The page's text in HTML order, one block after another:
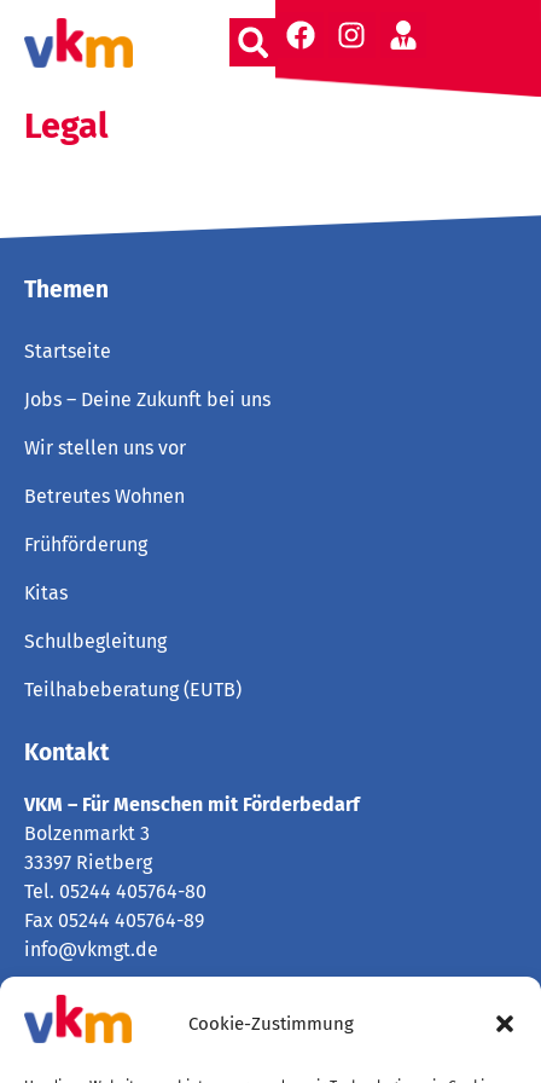
Cookie-Zustimmung
Legal
Themen
Startseite
Jobs – Deine Zukunft bei uns
Wir stellen uns vor
Betreutes Wohnen
Frühförderung
Kitas
Schulbegleitung
Teilhabeberatung (EUTB)
Kontakt
VKM – Für Menschen mit Förderbedarf
Bolzenmarkt 3
33397 Rietberg
Tel. 05244 405764-80
Fax 05244 405764-89
info@vkmgt.de
Kontaktpersonen und Bürozeiten
Spenden